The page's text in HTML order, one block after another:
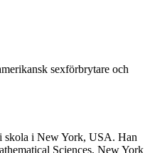
sexförbrytare och
skola i New York, USA. Han
Sciences, New York